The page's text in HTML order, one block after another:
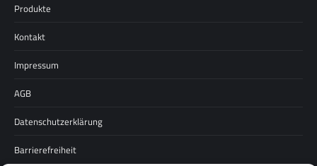
Produkte
Kontakt
Impressum
AGB
Datenschutzerklärung
Barrierefreiheit